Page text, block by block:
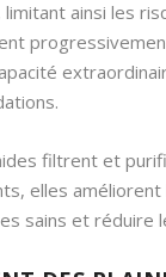
ainsi les
filtrent et
elles
sains et réduire